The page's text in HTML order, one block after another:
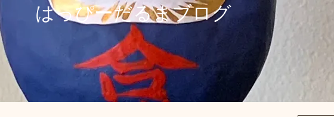
​はっぴーだるまブログ